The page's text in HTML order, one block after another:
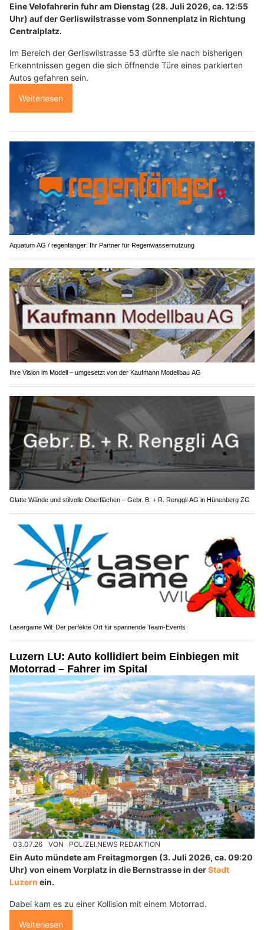
Eine Velofahrerin fuhr am Dienstag (28. Juli 2026, ca. 12:55
Uhr) auf der Gerliswilstrasse vom Sonnenplatz in Richtung
Centralplatz.
Im Bereich der Gerliswilstrasse 53 dürfte sie nach bisherigen
Erkenntnissen gegen die sich öffnende Türe eines parkierten
Autos gefahren sein.
Weiterlesen
Aquatum AG / regenfänger: Ihr Partner für Regenwassernutzung
Ihre Vision im Modell – umgesetzt von der Kaufmann Modellbau AG
Glatte Wände und stilvolle Oberflächen – Gebr. B. + R. Renggli AG in Hünenberg ZG
Lasergame Wil: Der perfekte Ort für spannende Team-Events
Luzern LU: Auto kollidiert beim Einbiegen mit
Motorrad – Fahrer im Spital
03.07.26 VON POLIZEI.NEWS REDAKTION
Ein Auto mündete am Freitagmorgen (3. Juli 2026, ca. 09:20
Uhr) von einem Vorplatz in die Bernstrasse in derStadt
Luzern ein.
Dabei kam es zu einer Kollision mit einem Motorrad.
Weiterlesen